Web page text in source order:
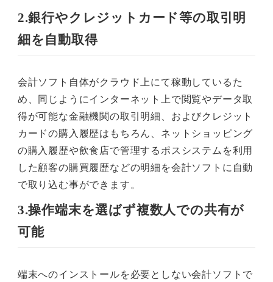
2.銀行やクレジットカード等の取引明
細を自動取得
会計ソフト自体がクラウド上にて稼動しているた
め、同じようにインターネット上で閲覧やデータ取
得が可能な金融機関の取引明細、およびクレジット
カードの購入履歴はもちろん、ネットショッピング
の購入履歴や飲食店で管理するポスシステムを利用
した顧客の購買履歴などの明細を会計ソフトに自動
で取り込む事ができます。
3.操作端末を選ばず複数人での共有が
可能
端末へのインストールを必要としない会計ソフトで